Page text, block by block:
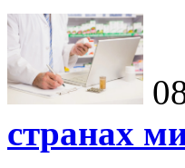
странах